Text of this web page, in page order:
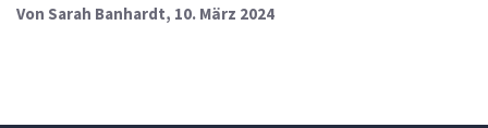
Von Sarah Banhardt, 10. März 2024